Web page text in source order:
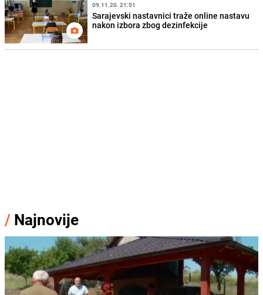
09.11.20. 21:51
Sarajevski nastavnici traže online nastavu
nakon izbora zbog dezinfekcije
/ Najnovije